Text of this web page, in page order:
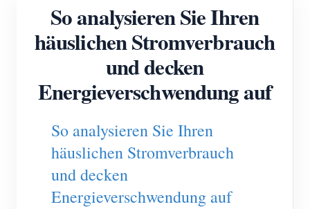
Dreiphasiger Wi-Fi-Energiezähler (WEM3080T)
Dreiphasiger Wi-Fi-Energiezähler (WEM3046T)
Dreiphasiger Wi-Fi-Energiezähler (WEM3050T)
WiFi-Leistungsregler
Self-Hosting-Dienst
EV-Ladegerät
IAMMETER Simulator
So analysieren Sie Ihren
häuslichen Stromverbrauch
und decken
Energieverschwendung auf
So analysieren Sie Ihren
häuslichen Stromverbrauch
und decken
Energieverschwendung auf